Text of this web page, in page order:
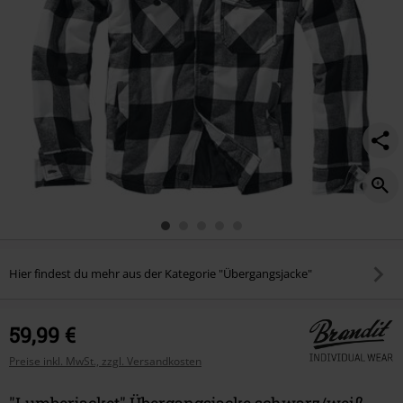
Hier findest du mehr aus der Kategorie "Übergangsjacke"
59,99 €
Preise inkl. MwSt., zzgl. Versandkosten